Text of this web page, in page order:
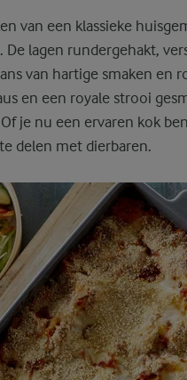
van een klassieke
. De lagen rundergehakt,
van hartige smaken en
en een royale strooi
je nu een ervaren kok
delen met dierbaren.